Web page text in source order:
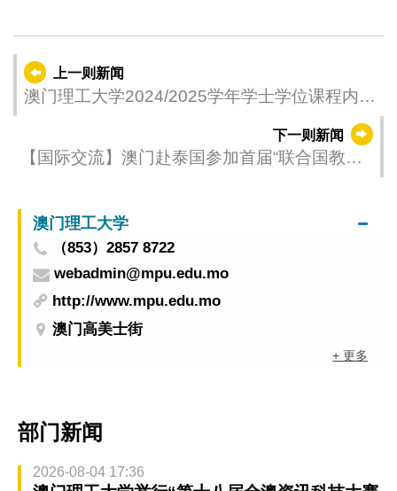
上一则新闻
澳门理工大学2024/2025学年学士学位课程内地
下一则新闻
【国际交流】澳门赴泰国参加首届“联合国教科
澳门理工大学
（853）2857 8722
webadmin@mpu.edu.mo
http://www.mpu.edu.mo
澳门高美士街
+ 更多
部门新闻
2026-08-04 17:36